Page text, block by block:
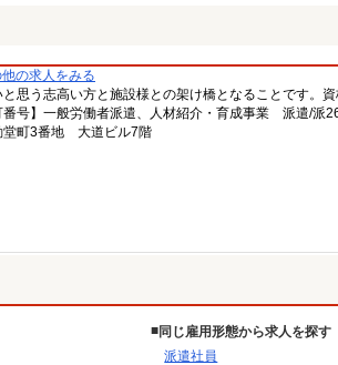
の求人をみる
思う志高い方と施設様との架け橋となることです。
号】一般労働者派遣、人材紹介・育成事業 派遣/派
堂町3番地 大道ビル7階
同じ雇用形態から求人を探す
派遣社員